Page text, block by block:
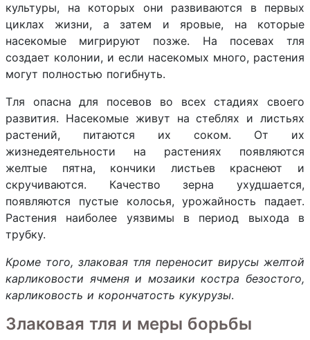
культуры, на которых они развиваются в первых
циклах жизни, а затем и яровые, на которые
насекомые мигрируют позже. На посевах тля
создает колонии, и если насекомых много, растения
могут полностью погибнуть.
Тля опасна для посевов во всех стадиях своего
развития. Насекомые живут на стеблях и листьях
растений, питаются их соком. От их
жизнедеятельности на растениях появляются
желтые пятна, кончики листьев краснеют и
скручиваются. Качество зерна ухудшается,
появляются пустые колосья, урожайность падает.
Растения наиболее уязвимы в период выхода в
трубку.
Кроме того, злаковая тля переносит вирусы желтой
карликовости ячменя и мозаики костра безостого,
карликовость и корончатость кукурузы.
Злаковая тля и меры борьбы